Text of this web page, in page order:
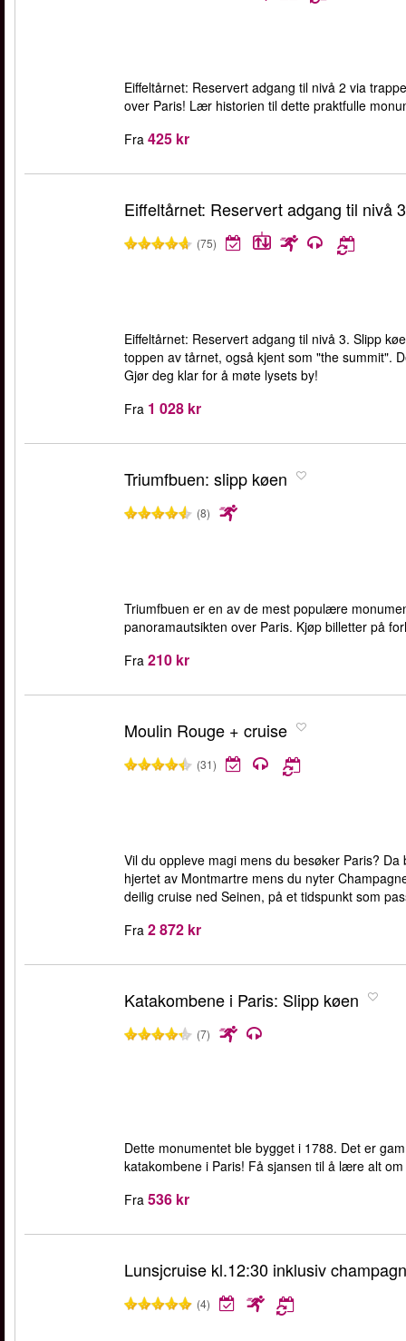
Eiffeltårnet: Reservert adgang til nivå 2 via
over Paris! Lær historien til dette praktfulle
Fra 425 kr
Eiffeltårnet: Reservert adgang til nivå 3
(75)
Eiffeltårnet: Reservert adgang til nivå 3. Slipp
toppen av tårnet, også kjent som "the summit".
Gjør deg klar for å møte lysets by!
Fra 1 028 kr
Triumfbuen: slipp køen
(8)
Triumfbuen er en av de mest populære
panoramautsikten over Paris. Kjøp billetter på
Fra 210 kr
Moulin Rouge + cruise
(31)
Vil du oppleve magi mens du besøker Paris?
hjertet av Montmartre mens du nyter
deilig cruise ned Seinen, på et tidspunkt som
Fra 2 872 kr
Katakombene i Paris: Slipp køen
(7)
Dette monumentet ble bygget i 1788. Det er
katakombene i Paris! Få sjansen til å lære alt
Fra 536 kr
Lunsjcruise kl.12:30 inklusiv
(4)